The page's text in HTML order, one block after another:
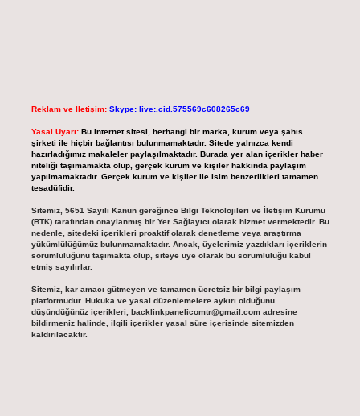
Reklam ve İletişim: Skype: live:.cid.575569c608265c69
Yasal Uyarı: Bu internet sitesi, herhangi bir marka, kurum veya şahıs
şirketi ile hiçbir bağlantısı bulunmamaktadır. Sitede yalnızca kendi
hazırladığımız makaleler paylaşılmaktadır. Burada yer alan içerikler haber
niteliği taşımamakta olup, gerçek kurum ve kişiler hakkında paylaşım
yapılmamaktadır. Gerçek kurum ve kişiler ile isim benzerlikleri tamamen
tesadüfidir.
Sitemiz, 5651 Sayılı Kanun gereğince Bilgi Teknolojileri ve İletişim Kurumu
(BTK) tarafından onaylanmış bir Yer Sağlayıcı olarak hizmet vermektedir. Bu
nedenle, sitedeki içerikleri proaktif olarak denetleme veya araştırma
yükümlülüğümüz bulunmamaktadır. Ancak, üyelerimiz yazdıkları içeriklerin
sorumluluğunu taşımakta olup, siteye üye olarak bu sorumluluğu kabul
etmiş sayılırlar.
Sitemiz, kar amacı gütmeyen ve tamamen ücretsiz bir bilgi paylaşım
platformudur. Hukuka ve yasal düzenlemelere aykırı olduğunu
düşündüğünüz içerikleri, backlinkpanelicomtr@gmail.comadresine
bildirmeniz halinde, ilgili içerikler yasal süre içerisinde sitemizden
kaldırılacaktır.